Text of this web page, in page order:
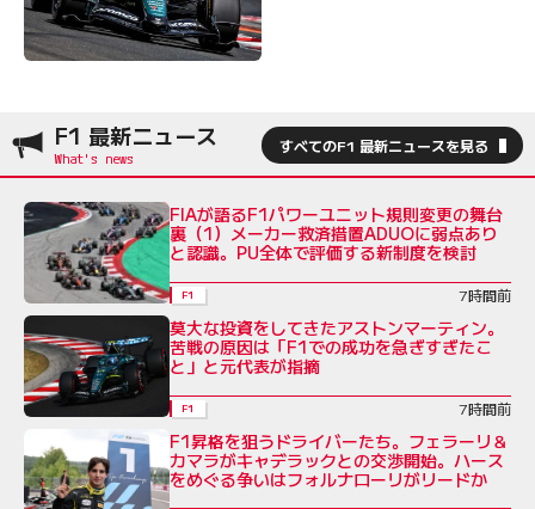
F1 最新ニュース すべてのF1 最新ニュースを見る
FIAが語るF1パワーユニット規則変更の舞台
裏（1）メーカー救済措置ADUOに弱点あり
と認識。PU全体で評価する新制度を検討
F1 7時間前
莫大な投資をしてきたアストンマーティン。
苦戦の原因は「F1での成功を急ぎすぎたこ
と」と元代表が指摘
F1 7時間前
F1昇格を狙うドライバーたち。フェラーリ＆
カマラがキャデラックとの交渉開始。ハース
をめぐる争いはフォルナローリがリードか